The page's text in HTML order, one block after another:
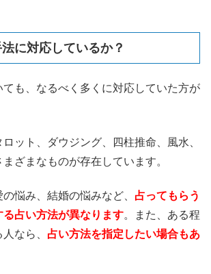
に対応しているか？
ても、なるべく多くに対応していた方が
ット、ダウジング、四柱推命、風水、
ざまなものが存在しています。
悩み、結婚の悩みなど、 占ってもらう
占い方法が異なります。また、ある程
なら、 占い方法を指定したい場合もあ